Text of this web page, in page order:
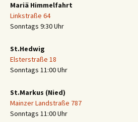
Mariä Himmelfahrt
Linkstraße 64
Sonntags 9:30 Uhr
St.Hedwig
Elsterstraße 18
Sonntags 11:00 Uhr
St.Markus (Nied)
Mainzer Landstraße 787
Sonntags 11:00 Uhr